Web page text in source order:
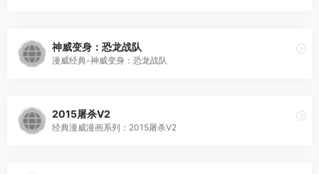
神威变身：恐龙战队
漫威经典-神威变身：恐龙战队
2015屠杀V2
经典漫威漫画系列：2015屠杀V2